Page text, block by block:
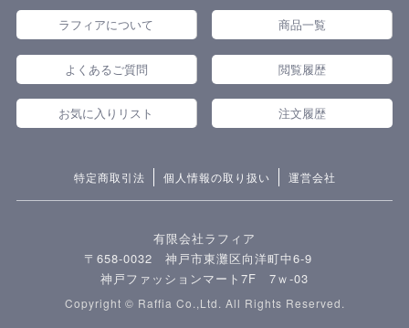
ラフィアについて 商品一覧
よくあるご質問 閲覧履歴
お気に入りリスト 注文履歴
特定商取引法 個人情報の取り扱い 運営会社
有限会社ラフィア
〒658-0032 神戸市東灘区向洋町中6-9
神戸ファッションマート7F 7ｗ-03
Copyright © Raffia Co.,Ltd. All Rights Reserved.